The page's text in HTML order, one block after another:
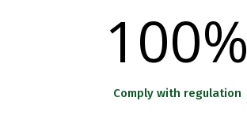
100%
Comply with regulation